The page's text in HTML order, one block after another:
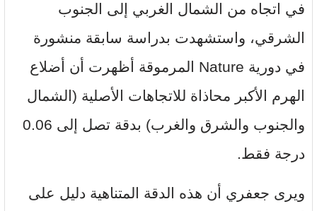
في اتجاه من الشمال الغربي إلى الجنوب
الشرقي، واستشهدت بدراسة سابقة منشورة
في دورية Nature المرموقة أظهرت أن أضلاع
الهرم الأكبر محاذاة للاتجاهات الأصلية (الشمال
والجنوب والشرق والغرب) بدقة تصل إلى 0.06
درجة فقط.
ويرى جعفري أن هذه الدقة المتناهية دليل على